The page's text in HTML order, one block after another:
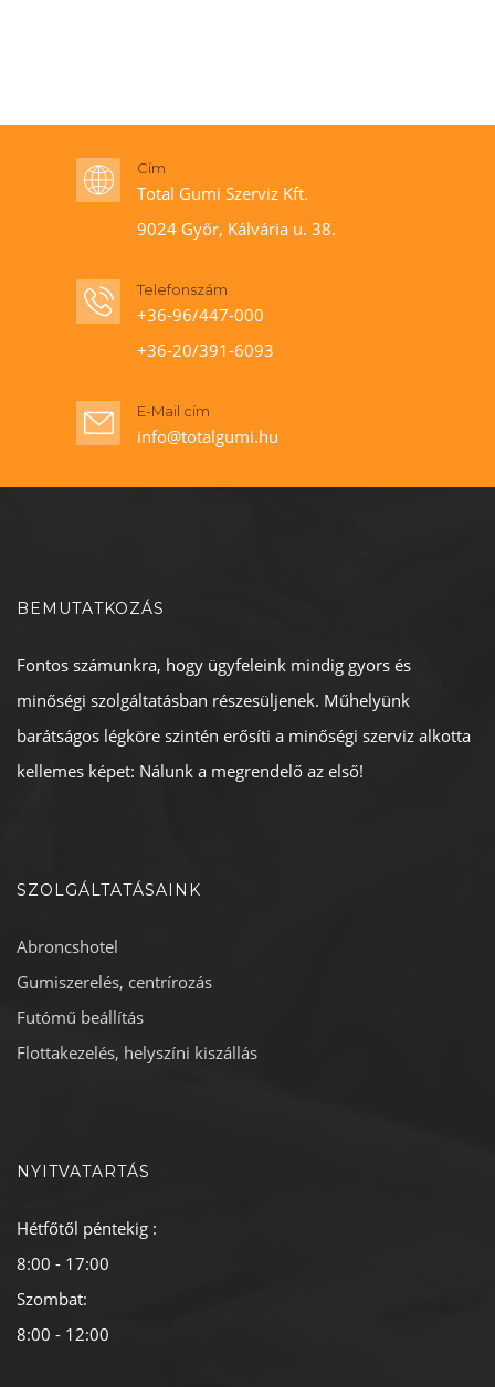
Cím
Total Gumi Szerviz Kft.
9024 Győr, Kálvária u. 38.
Telefonszám
+36-96/447-000
+36-20/391-6093
E-Mail cím
info@totalgumi.hu
BEMUTATKOZÁS
Fontos számunkra, hogy ügyfeleink mindig gyors és
minőségi szolgáltatásban részesüljenek. Műhelyünk
barátságos légköre szintén erősíti a minőségi szerviz alkotta
kellemes képet: Nálunk a megrendelő az első!
SZOLGÁLTATÁSAINK
Abroncshotel
Gumiszerelés, centrírozás
Futómű beállítás
Flottakezelés, helyszíni kiszállás
NYITVATARTÁS
Hétfőtől péntekig :
8:00 - 17:00
Szombat:
8:00 - 12:00